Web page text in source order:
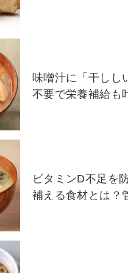
味噌汁に「干しし
不要で栄養補給も
ビタミンD不足を
補える食材とは？